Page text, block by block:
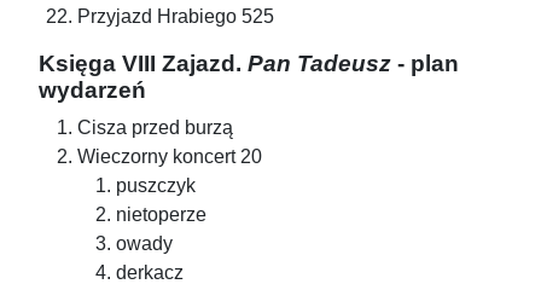
Przyjazd Hrabiego 525
Księga VIII Zajazd. Pan Tadeusz - plan
wydarzeń
Cisza przed burzą
Wieczorny koncert 20
puszczyk
nietoperze
owady
derkacz